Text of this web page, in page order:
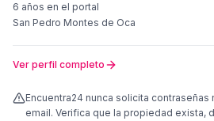
6 años en el portal
San Pedro Montes de Oca
Ver perfil completo
Encuentra24 nunca solicita
email. Verifica que la propiedad exista,